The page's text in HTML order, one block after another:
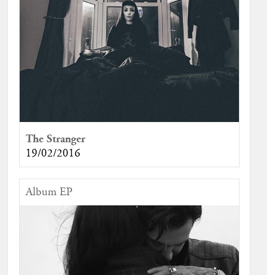
The Stranger
19/02/2016
Album EP